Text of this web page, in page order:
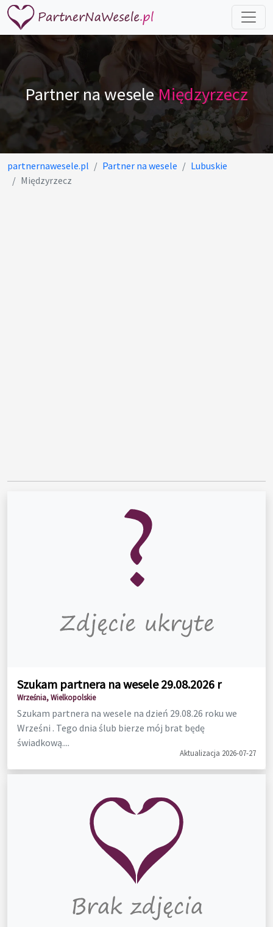
Partner na weseleMiędzyrzecz
partnernawesele.pl Partner na wesele
Lubuskie
Międzyrzecz
Szukam partnera na wesele 29.08.2026 r
Września, Wielkopolskie
Szukam partnera na wesele na dzień 29.08.26 roku we
Wrześni . Tego dnia ślub bierze mój brat będę
świadkową....
Aktualizacja 2026-07-27